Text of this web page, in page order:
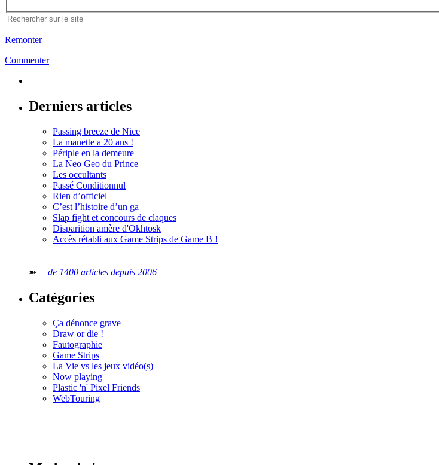
Remonter
Commenter
Derniers articles
Passing breeze de Nice
La manette a 20 ans !
Périple en la demeure
La Neo Geo du Prince
Les occultants
Passé Conditionnul
Rien d’officiel
C’est l’histoire d’un ga
Slap fight et concours de claques
Disparition amère d'Okhtosk
Accès rétabli aux Game Strips de Game B !
➽ + de 1400 articles depuis 2006
Catégories
Ça dénonce grave
Draw or die !
Fautographie
Game Strips
La Vie vs les jeux vidéo(s)
Now playing
Plastic 'n' Pixel Friends
WebTouring